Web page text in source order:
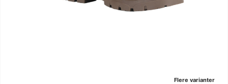
Flere varianter